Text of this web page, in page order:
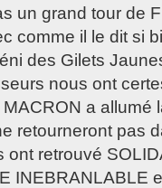
un grand tour de
comme il le dit si
des Gilets
nous ont
a allumé
retourneront pas
retrouvé
INEBRANLABLE